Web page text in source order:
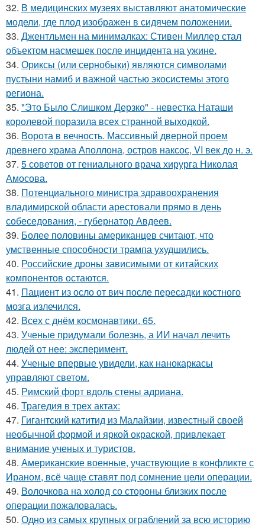
32. В медицинских музеях выставляют анатомические
модели, где плод изображен в сидячем положении.
33. Джентльмен на минималках: Стивен Миллер стал
объектом насмешек после инцидента на ужине.
34. Ориксы (или сернобыки) являются символами
пустыни намиб и важной частью экосистемы этого
региона.
35. "Это Было Слишком Дерзко" - невестка Наташи
королевой поразила всех странной выходкой.
36. Ворота в вечность. Массивный дверной проем
древнего храма Аполлона, остров наксос, VI век до н. э.
37. 5 советов от гениального врача хирурга Николая
Амосова.
38. Потенциального министра здравоохранения
владимирской области арестовали прямо в день
собеседования, - губернатор Авдеев.
39. Более половины американцев считают, что
умственные способности трампа ухудшились.
40. Российские дроны зависимыми от китайских
компонентов остаются.
41. Пациент из осло от вич после пересадки костного
мозга излечился.
42. Всех с днём космонавтики. 65.
43. Ученые придумали болезнь, а ИИ начал лечить
людей от нее: эксперимент.
44. Ученые впервые увидели, как нанокаркасы
управляют светом.
45. Римский форт вдоль стены адриана.
46. Трагедия в трех актах:
47. Гигантский катитид из Малайзии, известный своей
необычной формой и яркой окраской, привлекает
внимание ученых и туристов.
48. Американские военные, участвующие в конфликте с
Ираном, всё чаще ставят под сомнение цели операции.
49. Волочкова на холод со стороны близких после
операции пожаловалась.
50. Одно из самых крупных ограблений за всю историю